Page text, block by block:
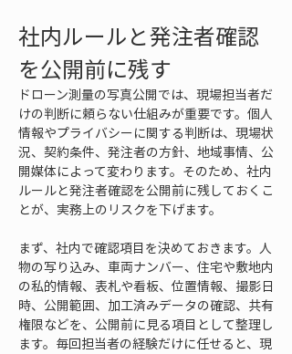
社内ルールと発注者確認
を公開前に残す
ドローン測量の写真公開では、現場担当者だ
けの判断に頼らない仕組みが重要です。個人
情報やプライバシーに関する判断は、現場状
況、契約条件、発注者の方針、地域事情、公
開媒体によって変わります。そのため、社内
ルールと発注者確認を公開前に残しておくこ
とが、実務上のリスクを下げます。
まず、社内で確認項目を決めておきます。人
物の写り込み、車両ナンバー、住宅や敷地内
の私的情報、表札や看板、位置情報、撮影日
時、公開範囲、加工済みデータの確認、共有
権限などを、公開前に見る項目として整理し
ます。毎回担当者の経験だけに任せると、現